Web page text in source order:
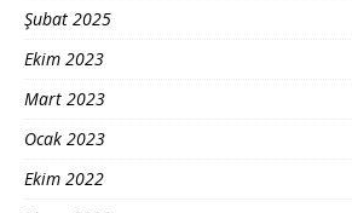
Şubat 2025
Ekim 2023
Mart 2023
Ocak 2023
Ekim 2022